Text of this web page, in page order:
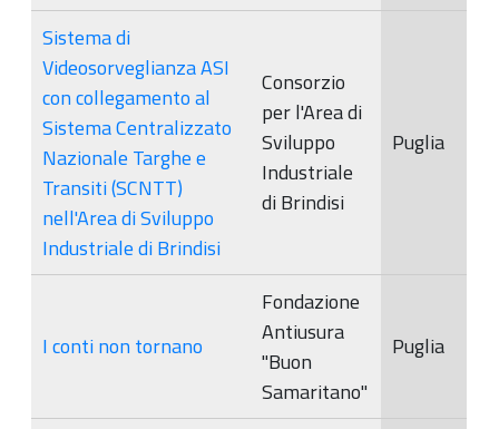
Sistema di
Videosorveglianza ASI
con collegamento al
Sistema Centralizzato
Nazionale Targhe e
Transiti (SCNTT)
nell'Area di Sviluppo
Industriale di Brindisi
Consorzio
per l'Area di
Sviluppo
Industriale
di Brindisi
Puglia
I conti non tornano
Fondazione
Antiusura
"Buon
Samaritano"
Puglia